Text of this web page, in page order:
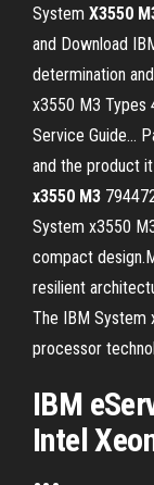
System X3550 M
and Download
determination
x3550 M3 Types
Service Guide...
and the product
x3550 M3
System x3550
compact
resilient
The IBM System
processor
IBM
Intel
...